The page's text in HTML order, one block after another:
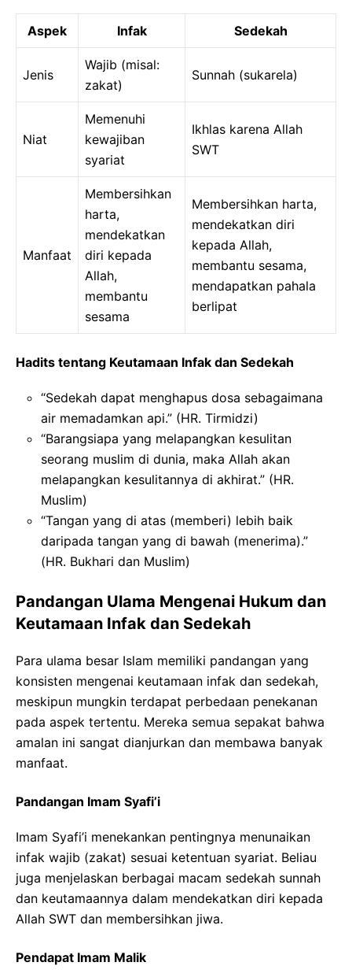
Aspek Infak Sedekah
Jenis
Wajib (misal:
zakat)
Sunnah (sukarela)
Niat
Memenuhi
kewajiban
syariat
Ikhlas karena Allah
SWT
Manfaat
Membersihkan
harta,
mendekatkan
diri kepada
Allah,
membantu
sesama
Membersihkan harta,
mendekatkan diri
kepada Allah,
membantu sesama,
mendapatkan pahala
berlipat
Hadits tentang Keutamaan Infak dan Sedekah
“Sedekah dapat menghapus dosa sebagaimana
air memadamkan api.” (HR. Tirmidzi)
“Barangsiapa yang melapangkan kesulitan
seorang muslim di dunia, maka Allah akan
melapangkan kesulitannya di akhirat.” (HR.
Muslim)
“Tangan yang di atas (memberi) lebih baik
daripada tangan yang di bawah (menerima).”
(HR. Bukhari dan Muslim)
Pandangan Ulama Mengenai Hukum dan
Keutamaan Infak dan Sedekah
Para ulama besar Islam memiliki pandangan yang
konsisten mengenai keutamaan infak dan sedekah,
meskipun mungkin terdapat perbedaan penekanan
pada aspek tertentu. Mereka semua sepakat bahwa
amalan ini sangat dianjurkan dan membawa banyak
manfaat.
Pandangan Imam Syafi’i
Imam Syafi’i menekankan pentingnya menunaikan
infak wajib (zakat) sesuai ketentuan syariat. Beliau
juga menjelaskan berbagai macam sedekah sunnah
dan keutamaannya dalam mendekatkan diri kepada
Allah SWT dan membersihkan jiwa.
Pendapat Imam Malik